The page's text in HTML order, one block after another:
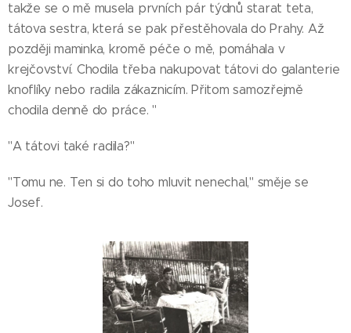
takže se o mě musela prvních pár týdnů starat teta,
tátova sestra, která se pak přestěhovala do Prahy. Až
později maminka, kromě péče o mě, pomáhala v
krejčovství. Chodila třeba nakupovat tátovi do galanterie
knoflíky nebo radila zákaznicím. Přitom samozřejmě
chodila denně do práce. "
"A tátovi také radila?"
"Tomu ne. Ten si do toho mluvit nenechal," směje se
Josef.